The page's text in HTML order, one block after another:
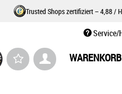
Trusted Shops zertifiziert – 4,88 /
Service/
WARENKORB